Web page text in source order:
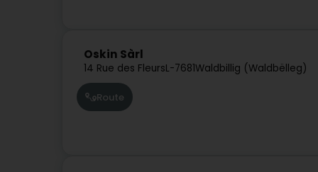
Oskin Sàrl
14 Rue des FleursL-7681Waldbillig (Waldbëlleg)
Route